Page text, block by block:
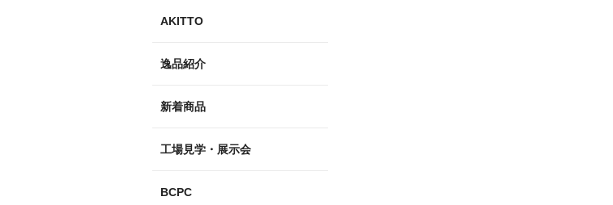
AKITTO
逸品紹介
新着商品
工場見学・展示会
BCPC